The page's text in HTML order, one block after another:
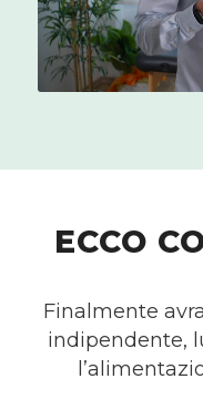
ECCO
Finalmente
indipendente,